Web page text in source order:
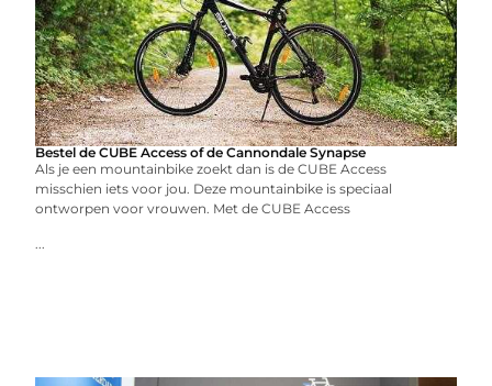
Bestel de CUBE Access of de Cannondale Synapse
Als je een mountainbike zoekt dan is de CUBE Access
misschien iets voor jou. Deze mountainbike is speciaal
ontworpen voor vrouwen. Met de CUBE Access
...